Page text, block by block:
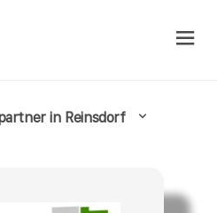
in Reinsdorf